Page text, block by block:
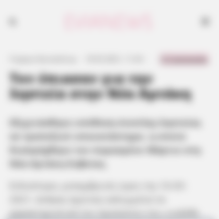
Τον έπιασαν για την
ληστεία στην Νέα Αρτάκη
Εξιχνιάσθηκε υπόθεση ένοπλης ληστείας
σε τραπεζικό υποκατάστημα, η οποία
χαρακτηριστικά του προσώπου του, εισήλθε